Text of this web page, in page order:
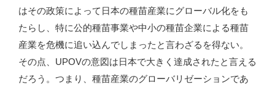
はその政策によって日本の種苗産業にグローバル化をも
たらし、特に公的種苗事業や中小の種苗企業による種苗
産業を危機に追い込んでしまったと言わざるを得ない。
その点、UPOVの意図は日本で大きく達成されたと言える
だろう。つまり、種苗産業のグローバリゼーションであ